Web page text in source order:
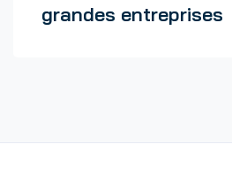
grandes entreprises